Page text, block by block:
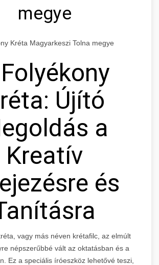
megye
Kréta Magyarkeszi Tolna megye
Újító
a
Kreatív
és
vagy más néven krétafilc, az elmúlt
népszerűbbé vált az oktatásban és a
Ez a speciális íróeszköz lehetővé teszi,